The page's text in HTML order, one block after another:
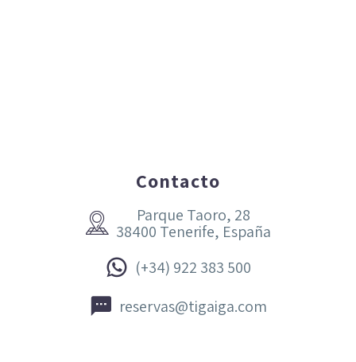
Contacto


Parque Taoro, 28
38400 Tenerife, España

 (+34) 922 383 500

 reservas@tigaiga.com